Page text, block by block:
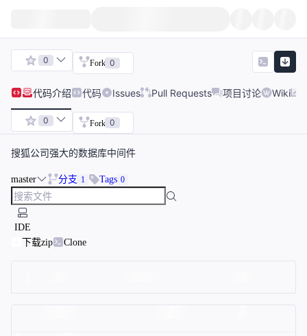
0 Fork 0
代码介绍 代码 Issues Pull Requests 项目讨论 Wiki
0 Fork 0
搜狐公司强大的数据库中间件
master 分支 1 Tags 0
IDE
下载zip
Clone